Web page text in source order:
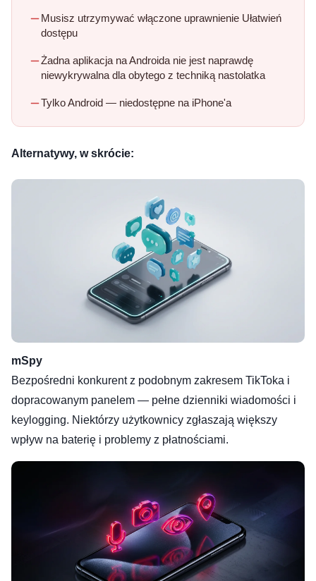
Musisz utrzymywać włączone uprawnienie Ułatwień
dostępu
Żadna aplikacja na Androida nie jest naprawdę
niewykrywalna dla obytego z techniką nastolatka
Tylko Android — niedostępne na iPhone'a
Alternatywy, w skrócie:
mSpy
Bezpośredni konkurent z podobnym zakresem TikToka i
dopracowanym panelem — pełne dzienniki wiadomości i
keylogging. Niektórzy użytkownicy zgłaszają większy
wpływ na baterię i problemy z płatnościami.